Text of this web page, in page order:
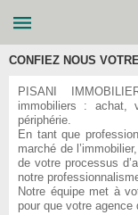
CONFIEZ NOUS
PISANI
immobiliers : achat,
périphérie.
En tant que
marché de
de votre processus
notre
Notre équipe met à
pour que votre